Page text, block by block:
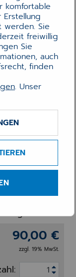
/
90,00 €
zzgl. 19% MwSt.
komfortable
werden. Sie
freiwillig
Sie
auch
finden
. Unser